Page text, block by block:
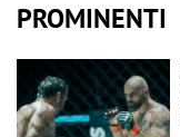
PROMINENTI